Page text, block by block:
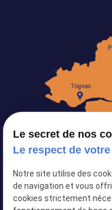
Siret :
Le secret de nos
Le respect de
Notre site utilise des
de navigation et vous
cookies strictement